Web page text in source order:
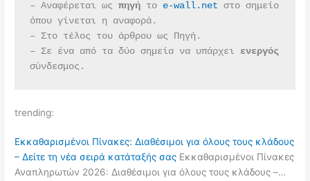
– Αναφέρεται ως πηγή το e-wall.net στο σημείο
όπου γίνεται η αναφορά.
– Στο τέλος του άρθρου ως Πηγή.
– Σε ένα από τα δύο σημεία να υπάρχει
ενεργός
σύνδεσμος.
trending:
Εκκαθαρισμένοι Πίνακες: Διαθέσιμοι για όλους τους κλάδους
– Δείτε τη νέα σειρά κατάταξής σας Εκκαθαρισμένοι Πίνακες
Αναπληρωτών 2026: Διαθέσιμοι για όλους τους κλάδους –…